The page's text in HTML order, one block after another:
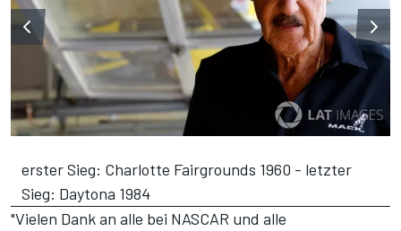
erster Sieg: Charlotte Fairgrounds 1960 - letzter
Sieg: Daytona 1984
"Vielen Dank an alle bei NASCAR und alle